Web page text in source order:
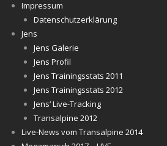
Impressum
Datenschutzerklärung
Jens
Jens Galerie
Jens Profil
Jens Trainingsstats 2011
Jens Trainingsstats 2012
Jens‘ Live-Tracking
Transalpine 2012
Live-News vom Transalpine 2014